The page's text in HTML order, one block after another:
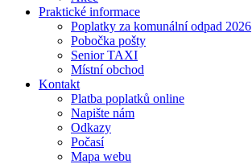
Praktické informace
Poplatky za komunální odpad 2026
Pobočka pošty
Senior TAXI
Místní obchod
Kontakt
Platba poplatků online
Napište nám
Odkazy
Počasí
Mapa webu